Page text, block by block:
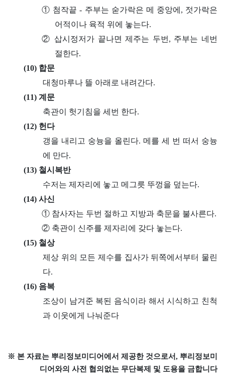
① 첨작끝 - 주부는 숟가락은 메 중앙에, 젓가락은
어적이나 육적 위에 놓는다.
② 삽시정저가 끝나면 제주는 두번, 주부는 네번
절한다.
(10) 합문
대청마루나 뜰 아래로 내려간다.
(11) 계문
축관이 헛기침을 세번 한다.
(12) 헌다
갱을 내리고 숭늉을 올린다. 메를 세 번 떠서 숭늉
에 만다.
(13) 철시복반
수저는 제자리에 놓고 메그릇 뚜껑을 덮는다.
(14) 사신
① 참사자는 두번 절하고 지방과 축문을 불사른다.
② 축관이 신주를 제자리에 갖다 놓는다.
(15) 철상
제상 위의 모든 제수를 집사가 뒤쪽에서부터 물린
다.
(16) 음복
조상이 남겨준 복된 음식이라 해서 시식하고 친척
과 이웃에게 나눠준다
※ 본 자료는 뿌리정보미디어에서 제공한 것으로서, 뿌리정보미
디어와의 사전 협의없는 무단복제 및 도용을 금합니다